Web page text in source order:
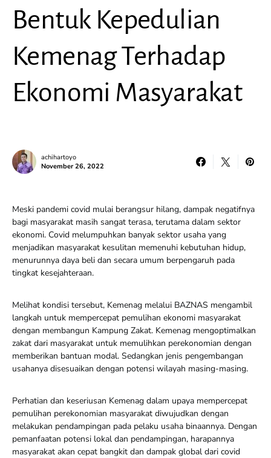
Bentuk Kepedulian
Kemenag Terhadap
Ekonomi Masyarakat
achihartoyo
November 26, 2022
Meski pandemi covid mulai berangsur hilang, dampak negatifnya
bagi masyarakat masih sangat terasa, terutama dalam sektor
ekonomi. Covid melumpuhkan banyak sektor usaha yang
menjadikan masyarakat kesulitan memenuhi kebutuhan hidup,
menurunnya daya beli dan secara umum berpengaruh pada
tingkat kesejahteraan.
Melihat kondisi tersebut, Kemenag melalui BAZNAS mengambil
langkah untuk mempercepat pemulihan ekonomi masyarakat
dengan membangun Kampung Zakat. Kemenag mengoptimalkan
zakat dari masyarakat untuk memulihkan perekonomian dengan
memberikan bantuan modal. Sedangkan jenis pengembangan
usahanya disesuaikan dengan potensi wilayah masing-masing.
Perhatian dan keseriusan Kemenag dalam upaya mempercepat
pemulihan perekonomian masyarakat diwujudkan dengan
melakukan pendampingan pada pelaku usaha binaannya. Dengan
pemanfaatan potensi lokal dan pendampingan, harapannya
masyarakat akan cepat bangkit dan dampak global dari covid